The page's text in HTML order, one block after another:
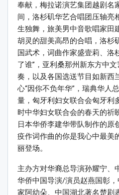
奉献，梅拉诺演艺集团越剧名
间，洛杉矶华艺合唱团压轴亮
生独舞，旅美男中音歌唱家田
胡灵的甜美高昂的合唱，洛杉
国武术，词曲作家盛壹莉、洛
了谁”，亚利桑那州新东方中
奏，以及各国选送节目如新西
心“因你不负年华”，瑞典华人
量，匈牙利妇女联合会匈牙利
时中华妇女联合会的春天的祈
日本华侨李建华带队制作的原
疫作词作曲的你是我心中最美
丽登场。
主办方对华裔总导演孙耀宁、
华侨中国导演/演员赵燕国彰
家阿幼朵、中国湖北著名楚剧